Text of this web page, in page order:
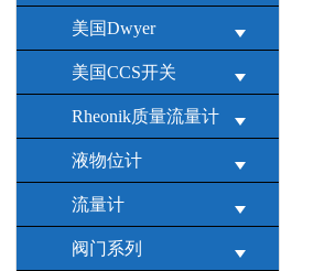
美国Dwyer
美国CCS开关
Rheonik质量流量计
液物位计
流量计
阀门系列